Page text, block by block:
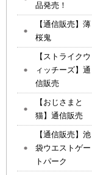
品発売！
【通信販売】薄
桜鬼
【ストライクウ
ィッチーズ】通
信販売
【おじさまと
猫】通信販売
【通信販売】池
袋ウエストゲー
トパーク